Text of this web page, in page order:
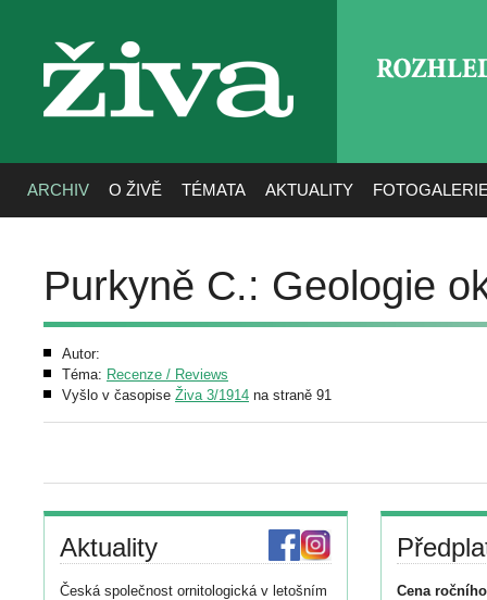
živa
ARCHIV O ŽIVĚ TÉMATA AKTUALITY
Purkyně C.: Geologie
Autor:
Téma: Recenze / Reviews
Vyšlo v časopise Živa 3/1914 na straně 91
Aktuality
Česká společnost ornitologická v letošním
Cena